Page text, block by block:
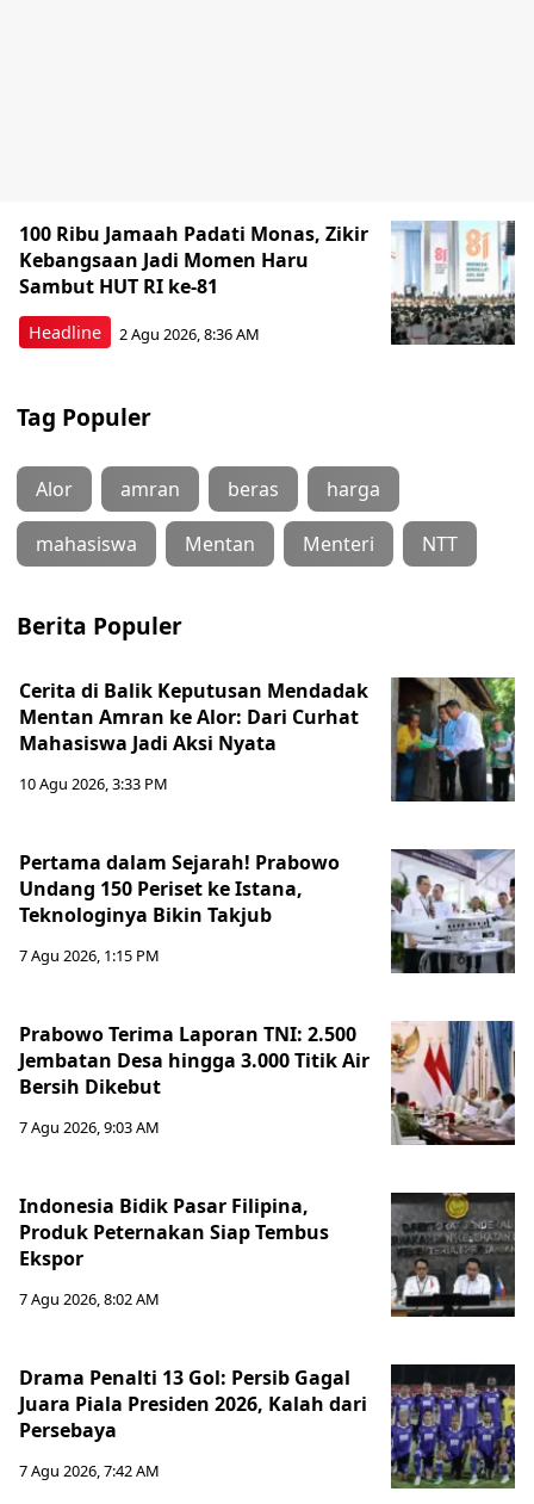
Headline
100 Ribu Jamaah Padati Monas, Zikir
Kebangsaan Jadi Momen Haru
Sambut HUT RI ke-81
2 Agu 2026, 8:36 AM
Tag Populer
Alor amran beras harga
mahasiswa Mentan Menteri NTT
Berita Populer
Cerita di Balik Keputusan Mendadak
Mentan Amran ke Alor: Dari Curhat
Mahasiswa Jadi Aksi Nyata
10 Agu 2026, 3:33 PM
Pertama dalam Sejarah! Prabowo
Undang 150 Periset ke Istana,
Teknologinya Bikin Takjub
7 Agu 2026, 1:15 PM
Prabowo Terima Laporan TNI: 2.500
Jembatan Desa hingga 3.000 Titik Air
Bersih Dikebut
7 Agu 2026, 9:03 AM
Indonesia Bidik Pasar Filipina,
Produk Peternakan Siap Tembus
Ekspor
7 Agu 2026, 8:02 AM
Drama Penalti 13 Gol: Persib Gagal
Juara Piala Presiden 2026, Kalah dari
Persebaya
7 Agu 2026, 7:42 AM